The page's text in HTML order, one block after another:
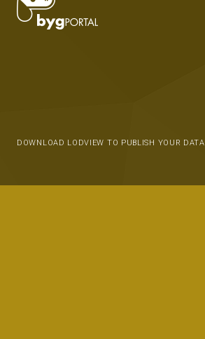
DOWNLOAD LODVIEW TO PUBLISH YOUR DATA